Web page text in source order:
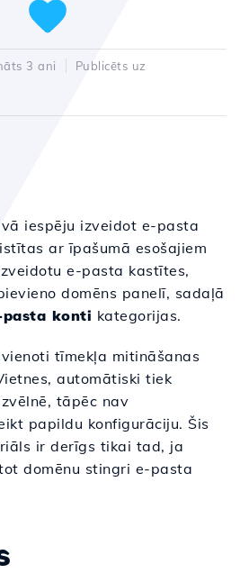
3 ani
Publicēts uz
iespēju izveidot e-pasta
ar īpašumā esošajiem
e-pasta kastītes,
domēns panelī, sadaļā
pasta konti kategorijas.
tīmekļa mitināšanas
automātiski tiek
tāpēc nav
papildu konfigurāciju. Šis
ir derīgs tikai tad, ja
domēnu stingri e-pasta